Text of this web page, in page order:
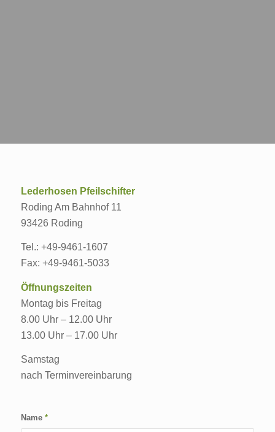
Lederhosen Pfeilschifter
Roding Am Bahnhof 11
93426 Roding
Tel.: +49-9461-1607
Fax: +49-9461-5033
Öffnungszeiten
Montag bis Freitag
8.00 Uhr – 12.00 Uhr
13.00 Uhr – 17.00 Uhr
Samstag
nach Terminvereinbarung
Name *